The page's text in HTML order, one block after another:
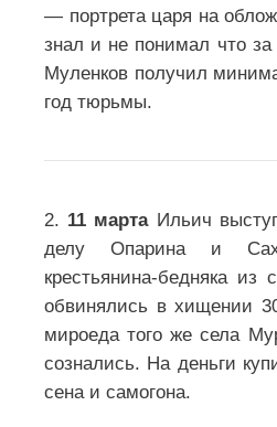
— портрета царя на
знал и не понимал что за
Муленков получил
год тюрьмы.
2. 11 мартаИльич
делу Опарина и
крестьянина-бедняка из
обвинялись в хищении
мироеда того же села
сознались. На деньги
сена и самогона.